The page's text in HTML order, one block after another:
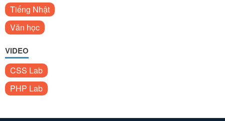
Tiếng Nhật
Văn học
VIDEO
CSS Lab
PHP Lab